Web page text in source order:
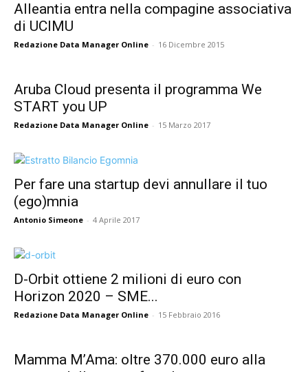
Alleantia entra nella compagine associativa
di UCIMU
Redazione Data Manager Online - 16 Dicembre 2015
Aruba Cloud presenta il programma We
START you UP
Redazione Data Manager Online - 15 Marzo 2017
Per fare una startup devi annullare il tuo
(ego)mnia
Antonio Simeone - 4 Aprile 2017
D-Orbit ottiene 2 milioni di euro con
Horizon 2020 – SME...
Redazione Data Manager Online - 15 Febbraio 2016
Mamma M’Ama: oltre 370.000 euro alla